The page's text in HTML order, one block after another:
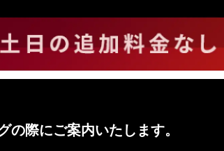
際にご案内いたします。